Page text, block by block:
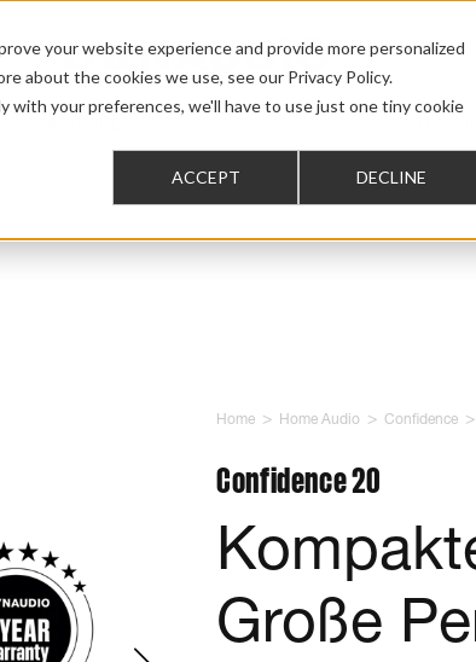
your website experience and provide more personalized
about the cookies we use, see our Privacy Policy.
your preferences, we'll have to use just one tiny cookie
ACCEPT DECLINE
CUSTOM
Home > Home Audio > Confidence >
Confidence 20
Große